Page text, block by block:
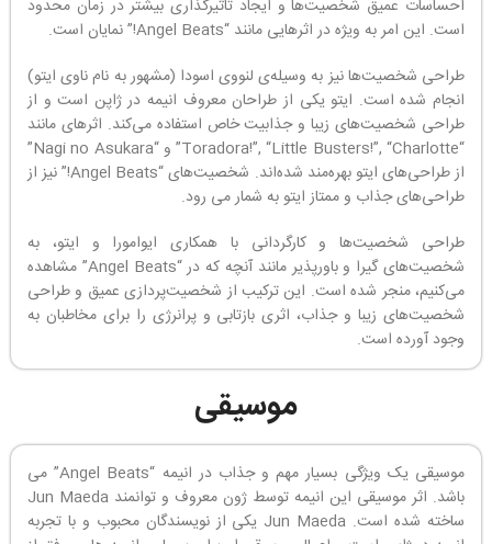
احساسات عمیق شخصیت‌ها و ایجاد تاثیرگذاری بیشتر در زمان محدود
است. این امر به ویژه در اثرهایی مانند “Angel Beats!” نمایان است.
طراحی شخصیت‌ها نیز به وسیله‌ی لنووی اسودا (مشهور به نام ناوی ایتو)
انجام شده است. ایتو یکی از طراحان معروف انیمه در ژاپن است و از
طراحی شخصیت‌های زیبا و جذابیت خاص استفاده می‌کند. اثرهای مانند
“Toradora!”, “Little Busters!”, “Charlotte” و “Nagi no Asukara”
از طراحی‌های ایتو بهره‌مند شده‌اند. شخصیت‌های “Angel Beats!” نیز از
طراحی‌های جذاب و ممتاز ایتو به شمار می رود.
طراحی شخصیت‌ها و کارگردانی با همکاری ایوامورا و ایتو، به
شخصیت‌های گیرا و باورپذیر مانند آنچه که در “Angel Beats” مشاهده
می‌کنیم، منجر شده است. این ترکیب از شخصیت‌پردازی عمیق و طراحی
شخصیت‌های زیبا و جذاب، اثری بازتابی و پرانرژی را برای مخاطبان به
وجود آورده است.
موسیقی
موسیقی یک ویژگی بسیار مهم و جذاب در انیمه “Angel Beats” می
باشد. اثر موسیقی این انیمه توسط ژون معروف و توانمند Jun Maeda
ساخته شده است. Jun Maeda یکی از نویسندگان محبوب و با تجربه